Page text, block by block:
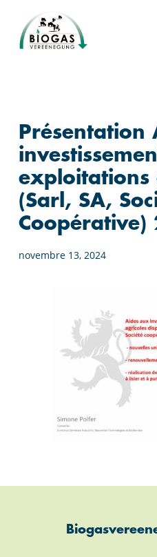
main
Présentation
exploitations
(Sarl, SA,
Coopérative)
novembre 13, 2024